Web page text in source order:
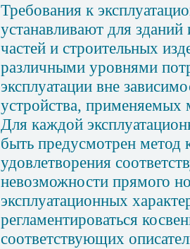
Требования к
устанавливают для
частей и строительных
различными уровнями
эксплуатации вне
устройства, применяемых
Для каждой
быть предусмотрен метод
удовлетворения
невозможности прямого
эксплуатационных
регламентироваться
соответствующих